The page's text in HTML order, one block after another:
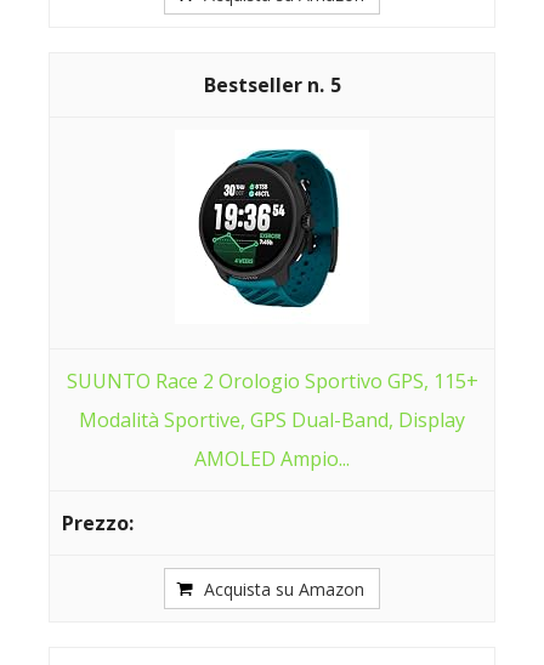
5
SUUNTO Race 2 Orologio Sportivo GPS, 115+
Modalità Sportive, GPS Dual-Band, Display
AMOLED Ampio...
Acquista su Amazon